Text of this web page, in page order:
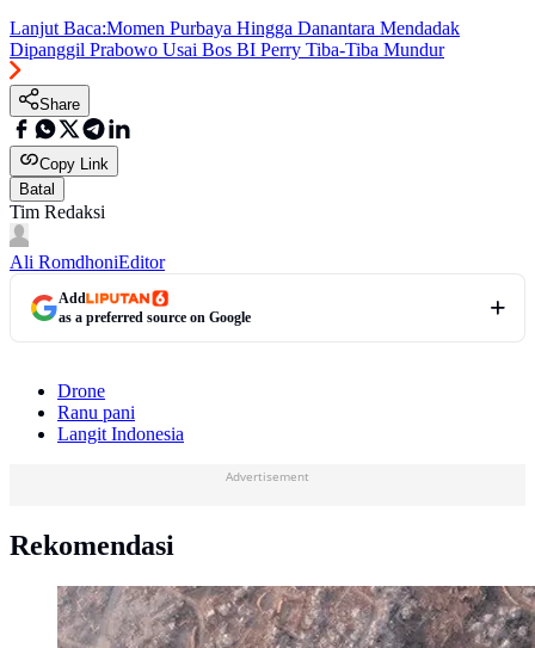
Lanjut Baca:Momen Purbaya Hingga Danantara Mendadak
Dipanggil Prabowo Usai Bos BI Perry Tiba-Tiba Mundur
Share
Copy Link
Batal
Tim Redaksi
Ali RomdhoniEditor
Add
as a preferred source on Google
Drone
Ranu pani
Langit Indonesia
Advertisement
Rekomendasi